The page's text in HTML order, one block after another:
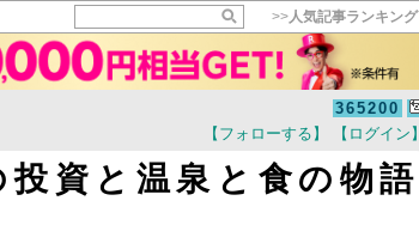
>>人気記事ランキング
365200
【フォローする】 【ログイン】
資と温泉と食の物語